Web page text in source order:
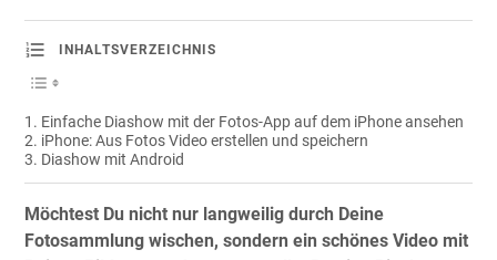
INHALTSVERZEICHNIS
Einfache Diashow mit der Fotos-App auf dem iPhone ansehen
iPhone: Aus Fotos Video erstellen und speichern
Diashow mit Android
Möchtest Du nicht nur langweilig durch Deine
Fotosammlung wischen, sondern ein schönes Video mit